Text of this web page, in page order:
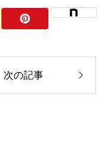
次の記事